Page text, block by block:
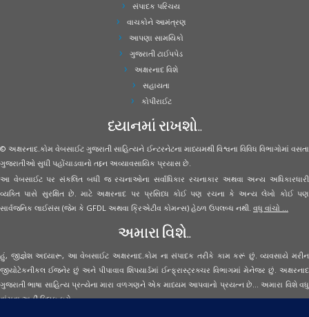
સંપાદક પરિચય
વાચકોને આમંત્રણ
આપણા સામયિકો
ગુજરાતી ટાઈપપેડ
અક્ષરનાદ વિશે
સહાયતા
કોપીરાઈટ
ધ્યાનમાં રાખશો..
© અક્ષરનાદ.કોમ વેબસાઈટ ગુજરાતી સાહિત્યને ઈન્ટરનેટના માધ્યમથી વિશ્વના વિવિધ વિભાગોમાં વસતા
ગુજરાતીઓ સુધી પહોંચાડવાનો તદ્દન અવ્યાવસાયિક પ્રયાસ છે.
આ વેબસાઈટ પર સંકલિત બધી જ રચનાઓના સર્વાધિકાર રચનાકાર અથવા અન્ય અધિકારધારી
વ્યક્તિ પાસે સુરક્ષિત છે. માટે અક્ષરનાદ પર પ્રસિધ્ધ કોઈ પણ રચના કે અન્ય લેખો કોઈ પણ
સાર્વજનિક લાઈસંસ (જેમ કે GFDL અથવા ક્રિએટીવ કોમન્સ) હેઠળ ઉપલબ્ધ નથી. વધુ વાંચો ...
અમારા વિશે..
હું, જીજ્ઞેશ અધ્યારૂ, આ વેબસાઈટ અક્ષરનાદ.કોમ ના સંપાદક તરીકે કામ કરૂં છું. વ્યવસાયે મરીન
જીયોટેકનીકલ ઈજનેર છું અને પીપાવાવ શિપયાર્ડમાં ઈન્ફ્રાસ્ટ્રક્ચર વિભાગમાં મેનેજર છું. અક્ષરનાદ
ગુજરાતી ભાષા સાહિત્ય પ્રત્યેના મારા વળગણને એક માધ્યમ આપવાનો પ્રયત્ન છે... અમારા વિશે વધુ
વાંચવાઅહીં ક્લિક કરો...